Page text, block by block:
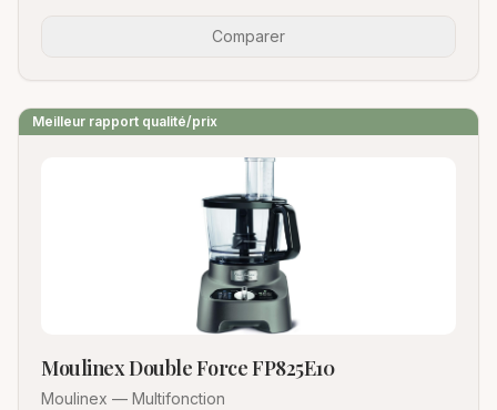
Comparer
Meilleur rapport qualité/prix
Moulinex Double Force FP825E10
Moulinex — Multifonction